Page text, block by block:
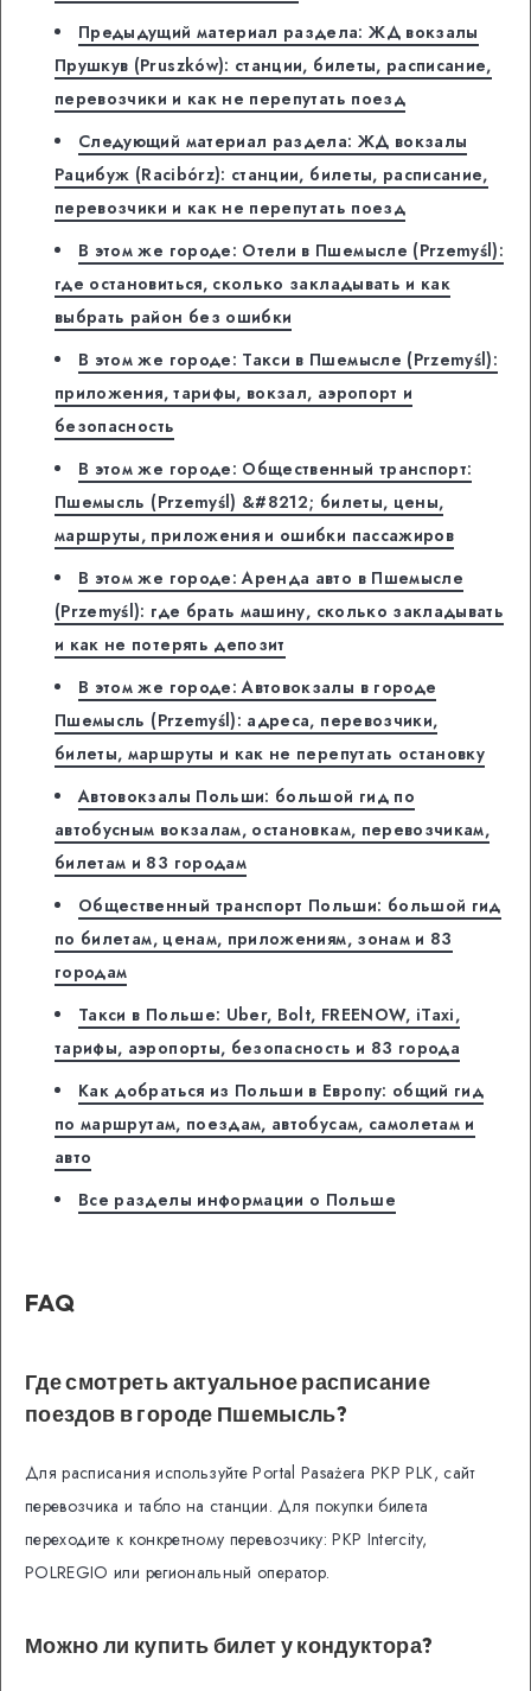
Предыдущий материал раздела: ЖД вокзалы
Прушкув (Pruszków): станции, билеты, расписание,
перевозчики и как не перепутать поезд
Следующий материал раздела: ЖД вокзалы
Рацибуж (Racibórz): станции, билеты, расписание,
перевозчики и как не перепутать поезд
В этом же городе: Отели в Пшемысле (Przemyśl):
где остановиться, сколько закладывать и как
выбрать район без ошибки
В этом же городе: Такси в Пшемысле (Przemyśl):
приложения, тарифы, вокзал, аэропорт и
безопасность
В этом же городе: Общественный транспорт:
Пшемысль (Przemyśl) &#8212; билеты, цены,
маршруты, приложения и ошибки пассажиров
В этом же городе: Аренда авто в Пшемысле
(Przemyśl): где брать машину, сколько закладывать
и как не потерять депозит
В этом же городе: Автовокзалы в городе
Пшемысль (Przemyśl): адреса, перевозчики,
билеты, маршруты и как не перепутать остановку
Автовокзалы Польши: большой гид по
автобусным вокзалам, остановкам, перевозчикам,
билетам и 83 городам
Общественный транспорт Польши: большой гид
по билетам, ценам, приложениям, зонам и 83
городам
Такси в Польше: Uber, Bolt, FREENOW, iTaxi,
тарифы, аэропорты, безопасность и 83 города
Как добраться из Польши в Европу: общий гид
по маршрутам, поездам, автобусам, самолетам и
авто
Все разделы информации о Польше
FAQ
Где смотреть актуальное расписание
поездов в городе Пшемысль?
Для расписания используйте Portal Pasażera PKP PLK, сайт
перевозчика и табло на станции. Для покупки билета
переходите к конкретному перевозчику: PKP Intercity,
POLREGIO или региональный оператор.
Можно ли купить билет у кондуктора?